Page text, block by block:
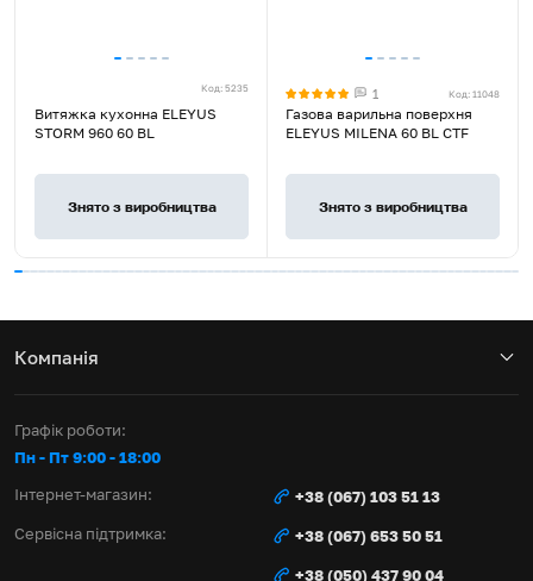
Код: 5235
Витяжка кухонна ELEYUS
STORM 960 60 BL
Знято з виробництва
1 Код: 11048
Газова варильна поверхня
ELEYUS MILENA 60 BL CTF
Знято з виробництва
Rated
5
out
of
Компанія
Графік роботи:
Пн - Пт 9:00 - 18:00
Інтернет-магазин:
+38 (067) 103 51 13
Сервісна підтримка:
+38 (067) 653 50 51
+38 (050) 437 90 04